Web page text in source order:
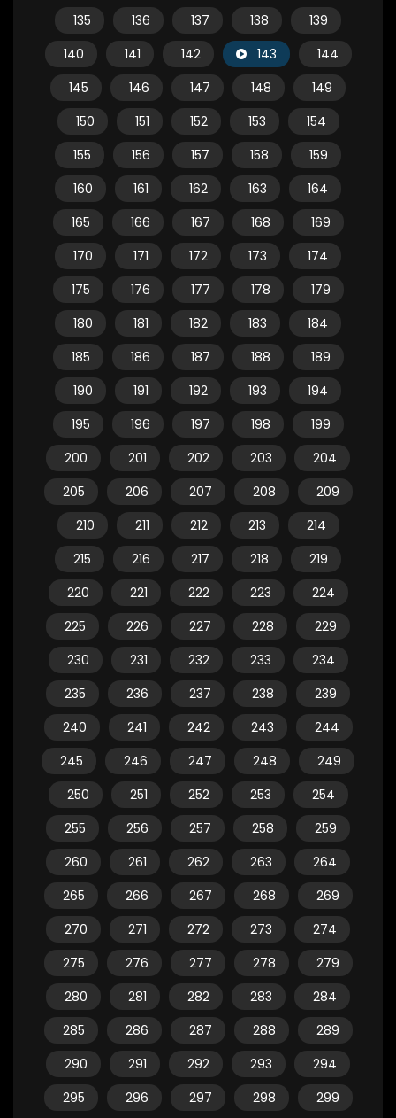
135
136 137 138
139
140
141 142 143
144
145
146 147 148
149
150
151 152 153
154
155
156 157 158
159
160
161 162 163
164
165
166 167 168
169
170
171 172 173
174
175
176 177 178
179
180
181 182 183
184
185
186 187 188
189
190
191 192 193
194
195
196 197 198
199
200
201 202 203
204
205
206 207 208
209
210
211 212 213
214
215
216 217 218
219
220
221 222 223
224
225
226 227 228
229
230
231 232 233
234
235
236 237 238
239
240
241 242 243
244
245
246 247 248
249
250
251 252 253
254
255
256 257 258
259
260
261 262 263
264
265
266 267 268
269
270
271 272 273
274
275
276 277 278
279
280
281 282 283
284
285
286 287 288
289
290
291 292 293
294
295
296 297 298
299